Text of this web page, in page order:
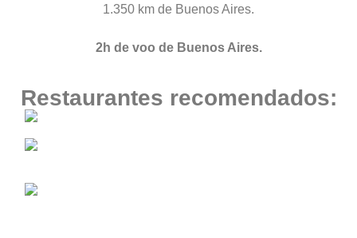
1.350 km de Buenos Aires.
2h de voo de Buenos Aires.
Restaurantes recomendados: